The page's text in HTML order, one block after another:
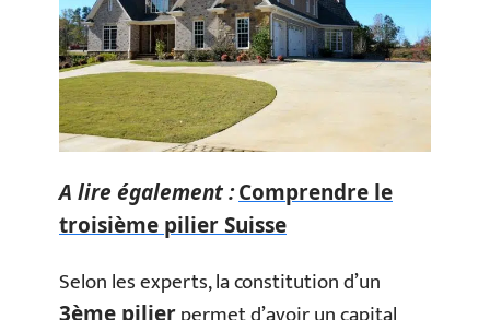
A lire également :Comprendre le
troisième pilier Suisse
Selon les experts, la constitution d’un
3ème pilier